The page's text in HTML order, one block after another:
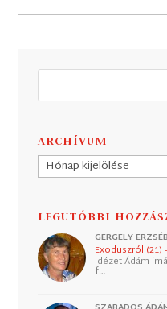
ARCHÍVUM
Archívum
LEGUTÓBBI
GERGELY
Exoduszról (21)
Idézet Ádám
f…